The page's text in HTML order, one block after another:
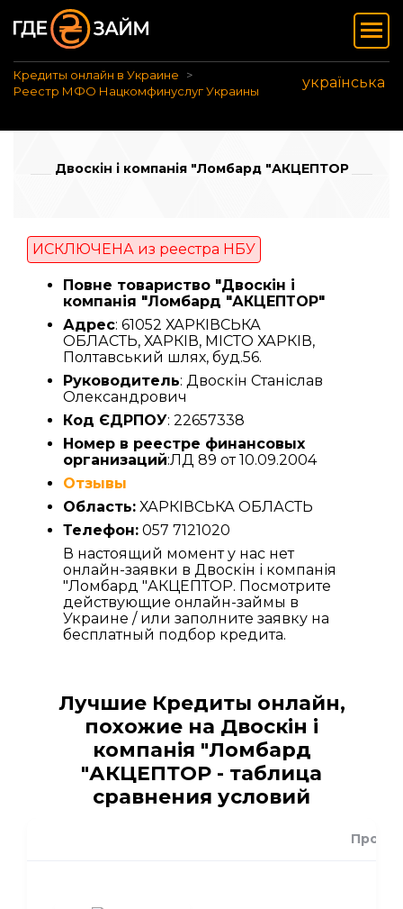
Кредиты онлайн в Украине
Реестр МФО Нацкомфинуслуг Украины
українська
Двоскін і компанія "Ломбард "АКЦЕПТОР
ИСКЛЮЧЕНА из реестра НБУ
Повне товариство "Двоскін і
компанія "Ломбард "АКЦЕПТОР"
Адрес: 61052 ХАРКІВСЬКА
ОБЛАСТЬ, ХАРКІВ, МІСТО ХАРКІВ,
Полтавський шлях, буд.56.
Руководитель: Двоскін Станіслав
Олександрович
Код ЄДРПОУ: 22657338
Номер в реестре финансовых
организаций:ЛД 89 от 10.09.2004
Отзывы
Область: ХАРКІВСЬКА ОБЛАСТЬ
Телефон: 057 7121020
В настоящий момент у нас нет
онлайн-заявки в Двоскін і компанія
"Ломбард "АКЦЕПТОР. Посмотрите
действующие онлайн-займы в
Украине / или заполните заявку на
бесплатный подбор кредита.
Лучшие Кредиты онлайн,
похожие на Двоскін і
компанія "Ломбард
"АКЦЕПТОР - таблица
сравнения условий